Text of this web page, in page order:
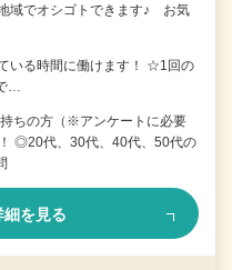
域でオシゴトできます♪ お気
いる時間に働けます！ ☆1回の
…
ちの方（※アンケートに必要
◎20代、30代、40代、50代の
細を見る